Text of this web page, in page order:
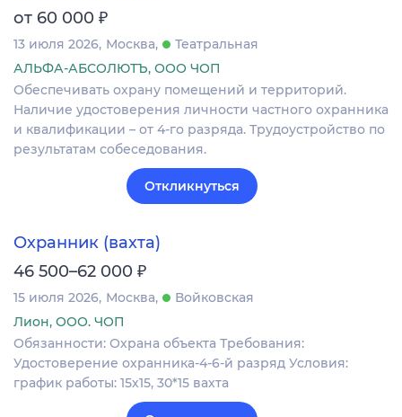
от 60 000 ₽
13 июля 2026 Москва
Театральная
АЛЬФА-АБСОЛЮТЪ, ООО ЧОП
Обеспечивать охрану помещений и территорий.
Наличие удостоверения личности частного охранника
и квалификации – от 4-го разряда. Трудоустройство по
результатам собеседования.
Откликнуться
Охранник (вахта)
46 500–62 000 ₽
15 июля 2026 Москва
Войковская
Лион, ООО. ЧОП
Обязанности: Охрана объекта Требования:
Удостоверение охранника-4-6-й разряд Условия:
график работы: 15х15, 30*15 вахта